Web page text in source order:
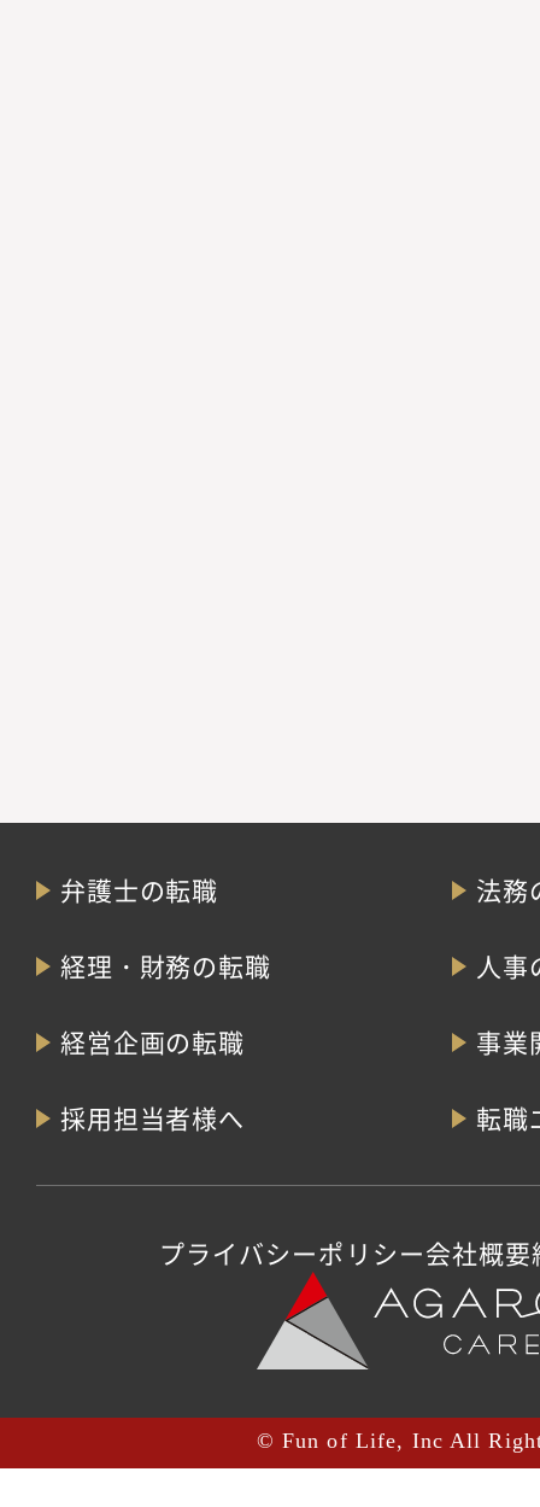
弁護士の転職 法務
経理・財務の転職 人事
経営企画の転職 事業
採用担当者様へ 転職
プライバシーポリシー会社概要
© Fun of Life, Inc All Right